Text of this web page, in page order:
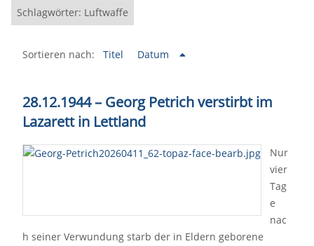
Schlagwörter: Luftwaffe
Sortieren nach: Titel Datum
28.12.1944 – Georg Petrich verstirbt im
Lazarett in Lettland
Nur
vier
Tag
e
nac
h seiner Verwundung starb der in Eldern geborene